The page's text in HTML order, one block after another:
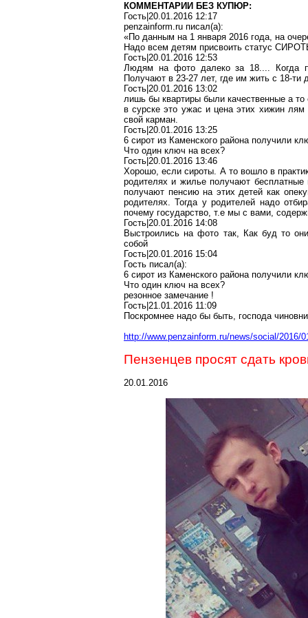
КОММЕНТАРИИ БЕЗ КУПЮР:
Гость|20.01.2016 12:17
penzainform.ru писал(a):
«По данным на 1 января 2016 года, на
Надо всем детям присвоить статус
Гость|20.01.2016 12:53
Людям на фото далеко за 18.... Когда
Получают в 23-27 лет, где им жить с 18-ти
Гость|20.01.2016 13:02
лишь бы квартиры быликачественные а то
всурске это ужас и цена этих хижин лям
свой карман.
Гость|20.01.2016 13:25
6 сирот из Каменского района получили
Что один ключ на всех?
Гость|20.01.2016 13:46
Хорошо, если сироты. А то вошло в
родителях и жилье получают бесплатные
получают пенсию на этих детей как
родителях. Тогда у родителей надо
почему государство, т.е мы с вами,
Гость|20.01.2016 14:08
Выстроились на фото так, Как будто
собой
Гость|20.01.2016 15:04
Гость писал(a):
6 сирот из Каменского района получили
Что один ключ на всех?
резонное замечание !
Гость|21.01.2016 11:09
Поскромнее надо бы быть, господа
http://www.penzainform.ru/news/social/2016/
Пензенцев просят сдать
20.01.2016